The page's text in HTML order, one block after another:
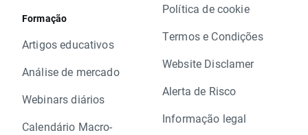
Formação
Artigos educativos
Análise de mercado
Webinars diários
Calendário Macro-
Política de cookie
Termos e Condições
Website Disclamer
Alerta de Risco
Informação legal